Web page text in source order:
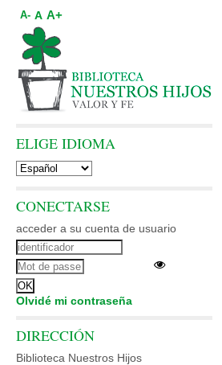
A- A A+
ELIGE IDIOMA
CONECTARSE
acceder a su cuenta de usuario
Olvidé mi contraseña
DIRECCIÓN
Biblioteca Nuestros Hijos